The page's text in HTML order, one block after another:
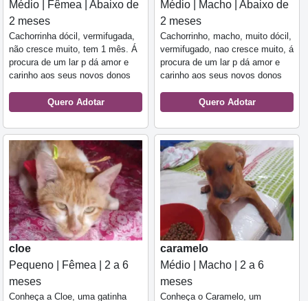
Médio | Fêmea | Abaixo de
2 meses
Cachorrinha dócil, vermifugada,
não cresce muito, tem 1 mês. Á
procura de um lar p dá amor e
carinho aos seus novos donos
Quero Adotar
Médio | Macho | Abaixo de
2 meses
Cachorrinho, macho, muito dócil,
vermifugado, nao cresce muito, á
procura de um lar p dá amor e
carinho aos seus novos donos
Quero Adotar
cloe
Pequeno | Fêmea | 2 a 6
meses
Conheça a Cloe, uma gatinha
caramelo
Médio | Macho | 2 a 6
meses
Conheça o Caramelo, um